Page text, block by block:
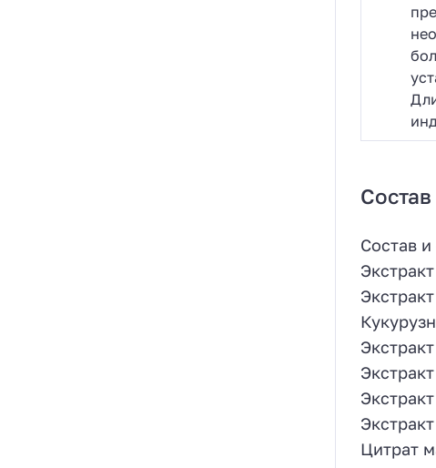
Состав
Цитрат